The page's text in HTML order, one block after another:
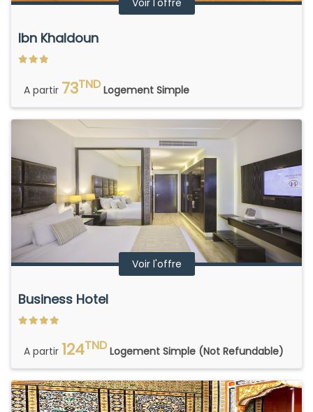
Voir l'offre
Ibn Khaldoun
A partir 73TND Logement Simple
Voir l'offre
Business Hotel
A partir 124TND Logement Simple (Not Refundable)